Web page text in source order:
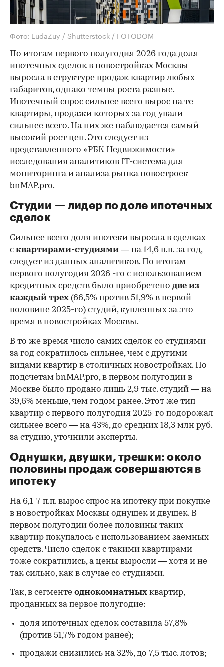
Фото: LudaZuy / Shutterstock / FOTODOM
По итогам первого полугодия 2026 года доля
ипотечных сделок в новостройках Москвы
выросла в структуре продаж квартир любых
габаритов, однако темпы роста разные.
Ипотечный спрос сильнее всего вырос на те
квартиры, продажи которых за год упали
сильнее всего. На них же наблюдается самый
высокий рост цен. Это следует из
представленного «РБК Недвижимости»
исследования аналитиков IT-система для
мониторинга и анализа рынка новостроек
bnMAP.pro.
Студии — лидер по доле ипотечных
сделок
Сильнее всего доля ипотеки выросла в сделках
с квартирами-студиями — на 14,6 п.п. за год,
следует из данных аналитиков. По итогам
первого полугодия 2026 -го с использованием
кредитных средств было приобретено две из
каждый трех (66,5% против 51,9% в первой
половине 2025-го) студий, купленных за это
время в новостройках Москвы.
00:00 / 00:00
В то же время число самих сделок со студиями
за год сократилось сильнее, чем с другими
видами квартир в столичных новостройках. По
подсчетам bnMAP.pro, в первом полугодии в
Москве было продано лишь 2,9 тыс. студий — на
39,6% меньше, чем годом ранее. Этот же тип
квартир с первого полугодия 2025-го подорожал
сильнее всего — на 43%, до средних 18,3 млн руб.
за студию, уточнили эксперты.
Однушки, двушки, трешки: около
половины продаж совершаются в
ипотеку
На 6,1-7 п.п. вырос спрос на ипотеку при покупке
в новостройках Москвы однушек и двушек. В
первом полугодии более половины таких
квартир покупалось с использованием заемных
средств. Число сделок с такими квартирами
тоже сократились, а цены выросли — хотя и не
так сильно, как в случае со студиями.
Так, в сегменте однокомнатных квартир,
проданных за первое полугодие:
доля ипотечных сделок составила 57,8%
(против 51,7% годом ранее);
продажи снизились на 32%, до 7,5 тыс. лотов;